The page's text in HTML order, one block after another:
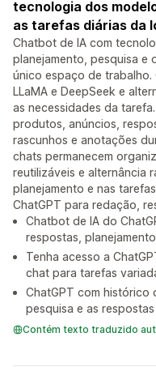
tecnologia dos
as tarefas diárias da
Chatbot de IA com
planejamento, pesquisa e
único espaço de trabalho.
LLaMA e DeepSeek e
as necessidades da
produtos, anúncios,
rascunhos e anotações
chats permanecem
reutilizáveis e alternância
planejamento e nas
ChatGPT para redação,
Chatbot de IA do
respostas,
Tenha acesso a
chat para tarefas
ChatGPT com histórico
pesquisa e as respostas
Contém texto traduzido